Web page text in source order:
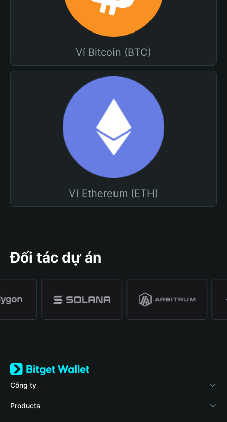
Ví Bitcoin (BTC)
Ví Ethereum (ETH)
Đối tác dự án
Công ty
Về Bitget Wallet
Products